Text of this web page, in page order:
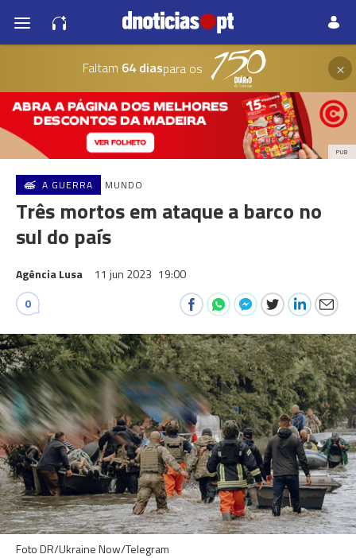
Faltam 64 diaspara os ×
PUB
A GUERRA MUNDO
Três mortos em ataque a barco no
sul do país
Agência Lusa 11 jun 2023 19:00
0
Foto DR/Ukraine Now/Telegram